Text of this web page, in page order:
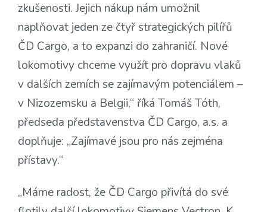
zkušenosti. Jejich nákup nám umožnil
naplňovat jeden ze čtyř strategických pilířů
ČD Cargo, a to expanzi do zahraničí. Nové
lokomotivy chceme využít pro dopravu vlaků
v dalších zemích se zajímavým potenciálem –
v Nizozemsku a Belgii,“ říká Tomáš Tóth,
předseda představenstva ČD Cargo, a.s. a
doplňuje: „Zajímavé jsou pro nás zejména
přístavy.“
„Máme radost, že ČD Cargo přivítá do své